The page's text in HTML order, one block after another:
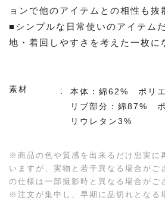
ョンで他のアイテムとの相性も抜
■シンプルな日常使いのアイテム
地・着回しやすさを考えた一枚に
素材
本体：綿62% ポリ
リブ部分：綿87%
リウレタン3%
※商品の色や質感を出来るだけ忠実に
いますが、実物と若干異なる場合がご
の仕様は一部撮影時と異なる場合がご
※注文が集中し、早期に品切れとなる